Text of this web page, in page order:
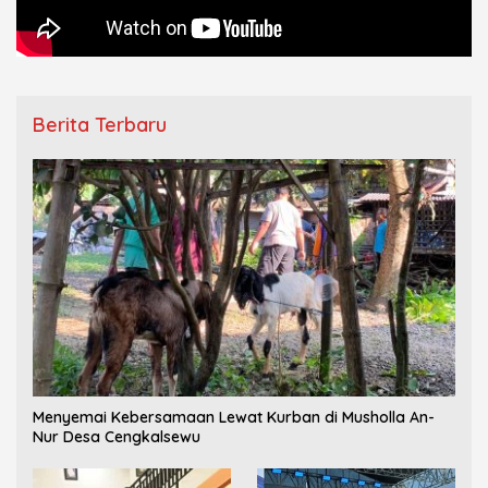
Berita Terbaru
Menyemai Kebersamaan Lewat Kurban di Musholla An-
Nur Desa Cengkalsewu